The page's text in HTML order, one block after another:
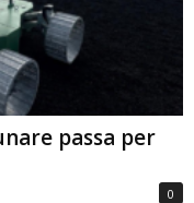
passa per
0